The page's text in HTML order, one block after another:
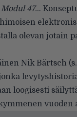
47…
olevan jotain
Nik Bärtsch (s.
loogisesti
vuoden